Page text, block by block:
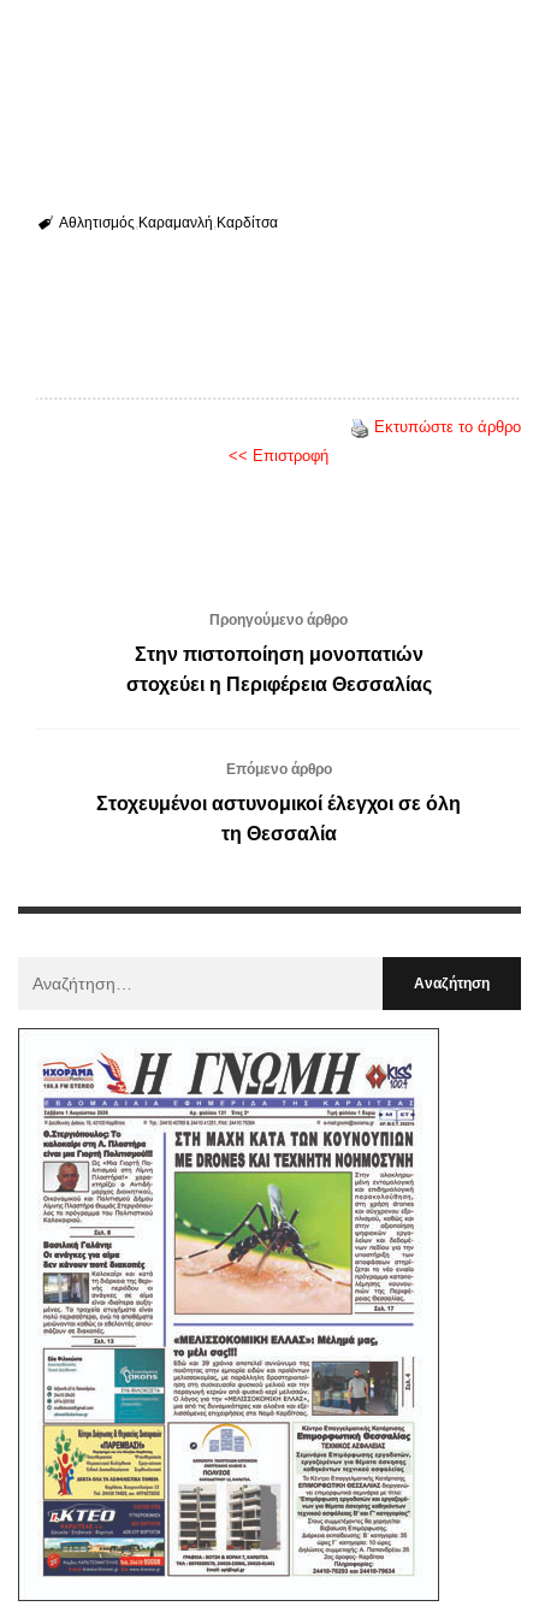
Αθλητισμός Καραμανλή Καρδίτσα
Εκτυπώστε το άρθρο
<< Επιστροφή
Προηγούμενο άρθρο
Στην πιστοποίηση μονοπατιών
στοχεύει η Περιφέρεια Θεσσαλίας
Επόμενο άρθρο
Στοχευμένοι αστυνομικοί έλεγχοι σε όλη
τη Θεσσαλία
: